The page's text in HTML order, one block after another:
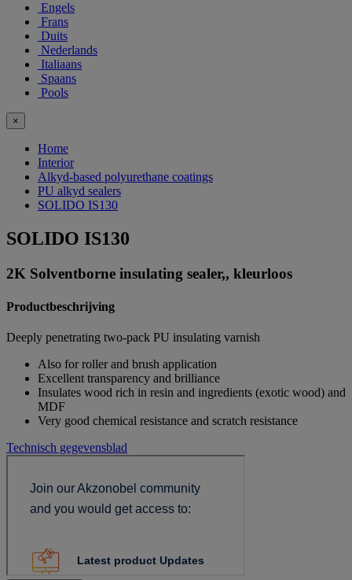
Engels
Frans
Duits
Nederlands
Italiaans
Spaans
Pools
×
Home
Interior
Alkyd-based polyurethane coatings
PU alkyd sealers
SOLIDO IS130
SOLIDO IS130
2K Solventborne insulating sealer,, kleurloos
Productbeschrijving
Deeply penetrating two-pack PU insulating varnish
Also for roller and brush application
Excellent transparency and brilliance
Insulates wood rich in resin and ingredients (exotic wood) and
MDF
Very good chemical resistance and scratch resistance
Technisch gegevensblad